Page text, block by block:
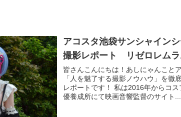
アコスタ池袋サンシャイン
撮影レポート リゼロレム
皆さんこんにちは！あしにゃんこと
「人を魅了する撮影ノウハウ」を徹
レポートです！ 私は2016年からコ
優養成所にて映画音響監督のサイト...